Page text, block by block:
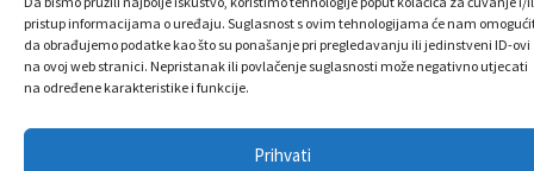
pristup informacijama o uređaju. Suglasnost s ovim tehnologijama će nam
da obrađujemo podatke kao što su ponašanje pri pregledavanju ili jedinstveni ID-ovi
na ovoj web stranici. Nepristanak ili povlačenje suglasnosti može negativno utjecati
na određene karakteristike i funkcije.
Prihvati